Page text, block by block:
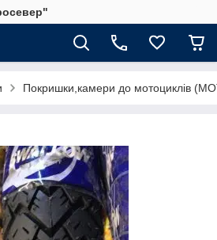
Покришки,камери до мотоциклів